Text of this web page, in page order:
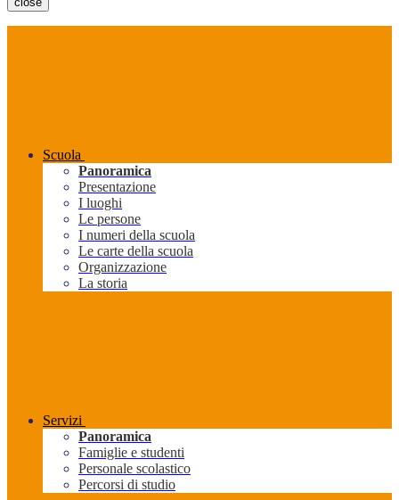
Scuola
Panoramica
Presentazione
I luoghi
Le persone
I numeri della scuola
Le carte della scuola
Organizzazione
La storia
Servizi
Panoramica
Famiglie e studenti
Personale scolastico
Percorsi di studio